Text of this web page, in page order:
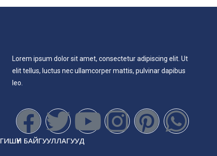
Lorem ipsum dolor sit amet, consectetur adipiscing elit. Ut
elit tellus, luctus nec ullamcorper mattis, pulvinar dapibus
leo.
ГИШҮҮН БАЙГУУЛЛАГУУД